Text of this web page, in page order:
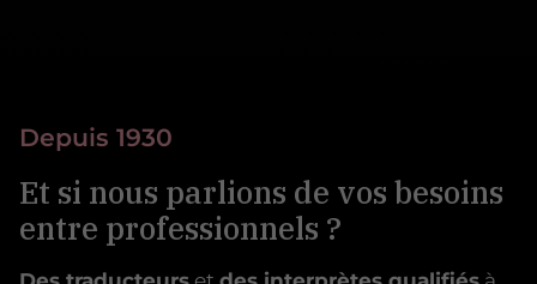
Depuis 1930
Et si nous parlions de vos besoins
entre professionnels ?